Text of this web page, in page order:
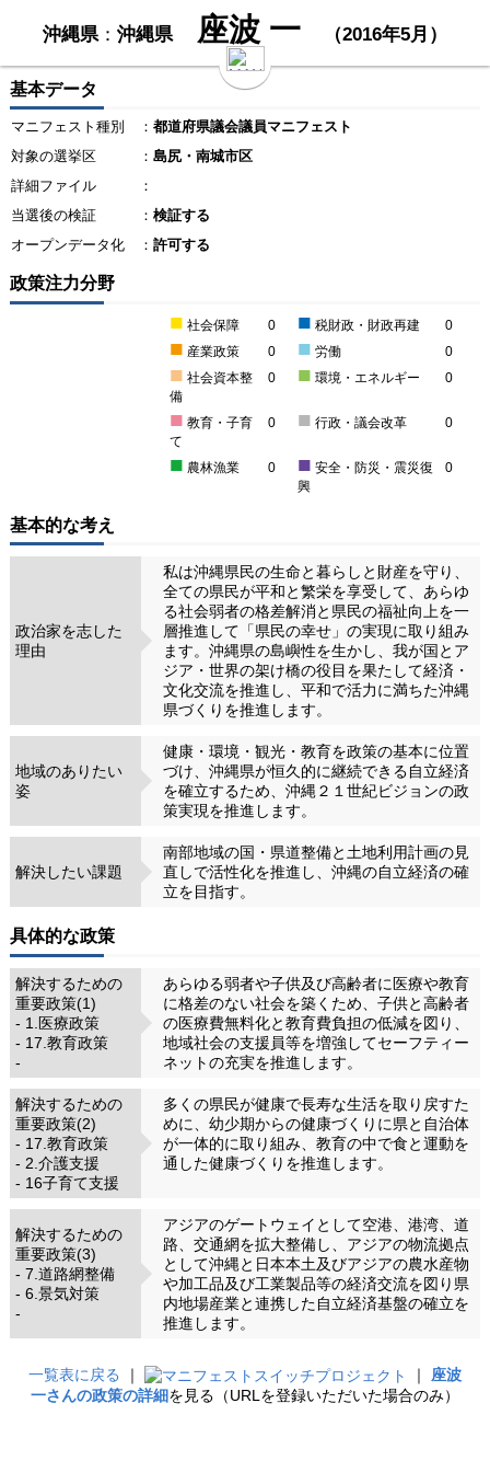
沖縄県： 沖縄県 座波 一 （2016年5月）
基本データ
マニフェスト種別 ： 都道府県議会議員マニフェスト
対象の選挙区
： 島尻・南城市区
詳細ファイル
：
当選後の検証
： 検証する
オープンデータ化
： 許可する
政策注力分野
■ 社会保障 0 ■ 税財政・財政再建 0
■ 産業政策 0 ■ 労働 0
■ 社会資本整
備
0 ■ 環境・エネルギー 0
■ 教育・子育
て
0 ■ 行政・議会改革 0
■ 農林漁業 0 ■ 安全・防災・震災復
興
0
基本的な考え
政治家を志した
理由
私は沖縄県民の生命と暮らしと財産を守り、
全ての県民が平和と繁栄を享受して、あらゆ
る社会弱者の格差解消と県民の福祉向上を一
層推進して「県民の幸せ」の実現に取り組み
ます。沖縄県の島嶼性を生かし、我が国とア
ジア・世界の架け橋の役目を果たして経済・
文化交流を推進し、平和で活力に満ちた沖縄
県づくりを推進します。
地域のありたい
姿
健康・環境・観光・教育を政策の基本に位置
づけ、沖縄県が恒久的に継続できる自立経済
を確立するため、沖縄２１世紀ビジョンの政
策実現を推進します。
解決したい課題
南部地域の国・県道整備と土地利用計画の見
直しで活性化を推進し、沖縄の自立経済の確
立を目指す。
具体的な政策
解決するための
重要政策(1)
- 1.医療政策
- 17.教育政策
-
あらゆる弱者や子供及び高齢者に医療や教育
に格差のない社会を築くため、子供と高齢者
の医療費無料化と教育費負担の低減を図り、
地域社会の支援員等を増強してセーフティー
ネットの充実を推進します。
解決するための
重要政策(2)
- 17.教育政策
- 2.介護支援
- 16子育て支援
多くの県民が健康で長寿な生活を取り戻すた
めに、幼少期からの健康づくりに県と自治体
が一体的に取り組み、教育の中で食と運動を
通した健康づくりを推進します。
解決するための
重要政策(3)
- 7.道路網整備
- 6.景気対策
-
アジアのゲートウェイとして空港、港湾、道
路、交通網を拡大整備し、アジアの物流拠点
として沖縄と日本本土及びアジアの農水産物
や加工品及び工業製品等の経済交流を図り県
内地場産業と連携した自立経済基盤の確立を
推進します。
一覧表に戻る ｜ ｜ 座波
一さんの政策の詳細を見る（URLを登録いただいた場合のみ）